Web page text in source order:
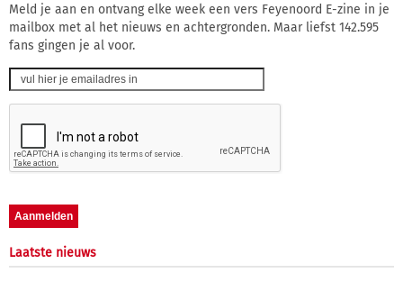
Meld je aan en ontvang elke week een vers Feyenoord E-zine in je
mailbox met al het nieuws en achtergronden. Maar liefst 142.595
fans gingen je al voor.
Laatste nieuws